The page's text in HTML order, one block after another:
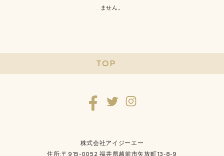
ません。
TOP
株式会社アイジーエー
住所:〒915-0052 福井県越前市矢放町13-8-9